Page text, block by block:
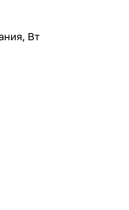
Вт